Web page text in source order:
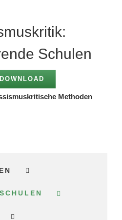
Schulen
Methoden